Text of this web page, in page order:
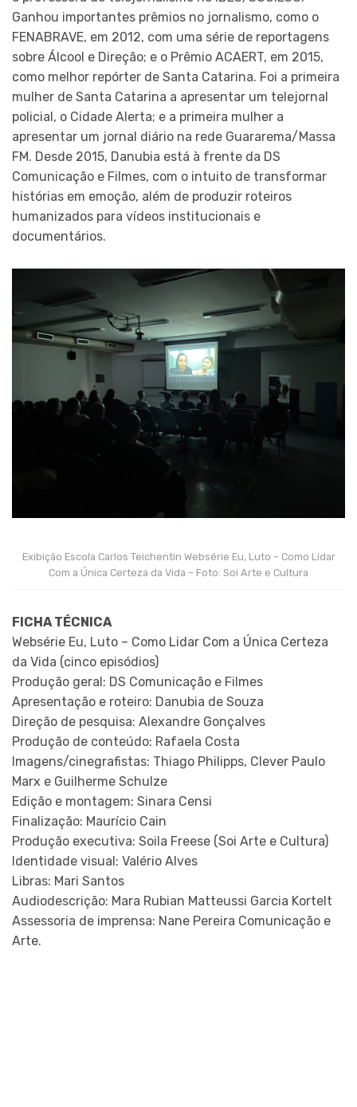
Ganhou importantes prêmios no jornalismo, como o
FENABRAVE, em 2012, com uma série de reportagens
sobre Álcool e Direção; e o Prêmio ACAERT, em 2015,
como melhor repórter de Santa Catarina. Foi a primeira
mulher de Santa Catarina a apresentar um telejornal
policial, o Cidade Alerta; e a primeira mulher a
apresentar um jornal diário na rede Guararema/Massa
FM. Desde 2015, Danubia está à frente da DS
Comunicação e Filmes, com o intuito de transformar
histórias em emoção, além de produzir roteiros
humanizados para vídeos institucionais e
documentários.
Exibição Escola Carlos Teichentin Websérie Eu, Luto – Como Lidar
Com a Única Certeza da Vida – Foto: Soi Arte e Cultura
FICHA TÉCNICA
Websérie Eu, Luto – Como Lidar Com a Única Certeza
da Vida (cinco episódios)
Produção geral: DS Comunicação e Filmes
Apresentação e roteiro: Danubia de Souza
Direção de pesquisa: Alexandre Gonçalves
Produção de conteúdo: Rafaela Costa
Imagens/cinegrafistas: Thiago Philipps, Clever Paulo
Marx e Guilherme Schulze
Edição e montagem: Sinara Censi
Finalização: Maurício Cain
Produção executiva: Soila Freese (Soi Arte e Cultura)
Identidade visual: Valério Alves
Libras: Mari Santos
Audiodescrição: Mara Rubian Matteussi Garcia Kortelt
Assessoria de imprensa: Nane Pereira Comunicação e
Arte.